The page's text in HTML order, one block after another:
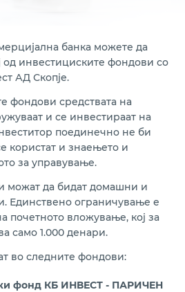
банка можете да
од инвестициските фондови со
АД Скопје.
фондови средствата на
и се инвестираат на
поединечно не би
користат и знаењето и
за управување.
можат да бидат домашни и
Единствено ограничување е
почетното вложување, кој за
само 1.000 денари.
во следните фондови:
фонд КБ ИНВЕСТ - ПАРИЧЕН